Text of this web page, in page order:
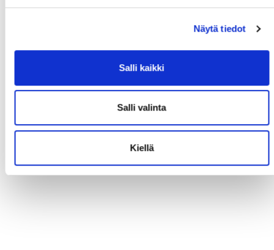
Näytä tiedot
Salli kaikki
Salli valinta
Kiellä